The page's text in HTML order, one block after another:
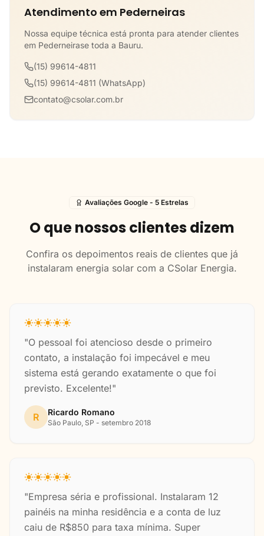
Atendimento em Pederneiras
Nossa equipe técnica está pronta para atender clientes
em Pederneirase toda a Bauru.
(15) 99614-4811
(15) 99614-4811 (WhatsApp)
contato@csolar.com.br
Avaliações Google - 5 Estrelas
O que nossos clientes dizem
Confira os depoimentos reais de clientes que já
instalaram energia solar com a CSolar Energia.
"O pessoal foi atencioso desde o primeiro
contato, a instalação foi impecável e meu
sistema está gerando exatamente o que foi
previsto. Excelente!"
R Ricardo Romano
São Paulo, SP - setembro 2018
"Empresa séria e profissional. Instalaram 12
painéis na minha residência e a conta de luz
caiu de R$850 para taxa mínima. Super